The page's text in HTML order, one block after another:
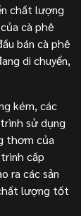
chất lượng
cà phê
bán cà phê
di chuyển,
kém, các
sử dụng
thơm của
cấp
ra các sản
lượng tốt